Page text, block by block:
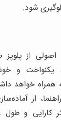
شود.
از پلوپز
یکنواخت و
همراه خواهد
از
کارایی و